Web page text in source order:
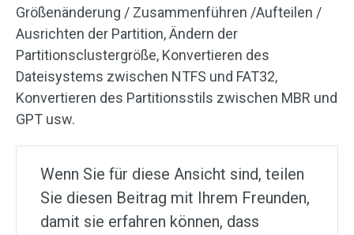
Größenänderung / Zusammenführen /Aufteilen /
Ausrichten der Partition, Ändern der
Partitionsclustergröße, Konvertieren des
Dateisystems zwischen NTFS und FAT32,
Konvertieren des Partitionsstils zwischen MBR und
GPT usw.
Wenn Sie für diese Ansicht sind, teilen
Sie diesen Beitrag mit Ihrem Freunden,
damit sie erfahren können, dass